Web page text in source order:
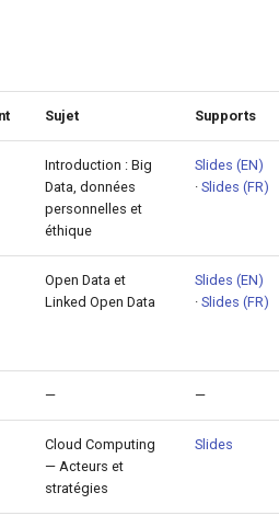
Sujet Supports
Introduction : Big
Data, données
personnelles et
éthique
Slides (EN)
· Slides (FR)
Open Data et
Linked Open Data
Slides (EN)
· Slides (FR)
— —
Cloud Computing
— Acteurs et
stratégies
Slides